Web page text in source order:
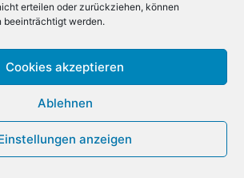
erteilen oder zurückziehen, können
beeinträchtigt werden.
Cookies akzeptieren
Ablehnen
anzeigen
York